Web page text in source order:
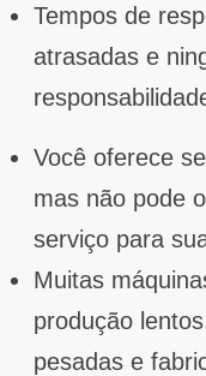
Tempos de
atrasadas e
Você oferece
mas não pode
serviço para
Muitas
produção
pesadas e